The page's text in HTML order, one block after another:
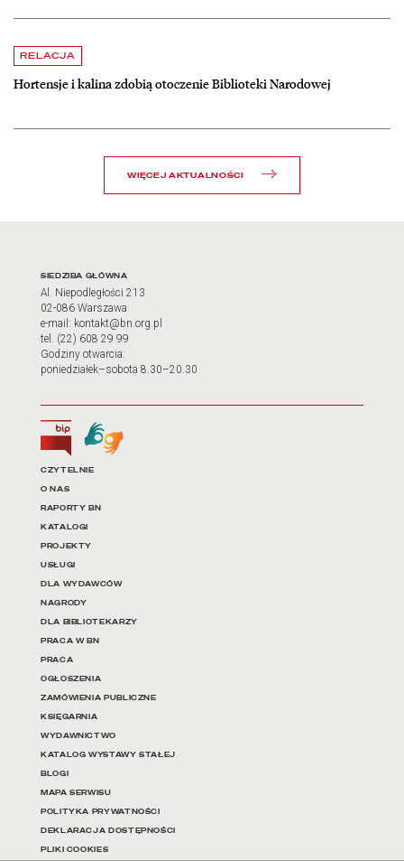
RELACJA
Hortensje i kalina zdobią otoczenie Biblioteki Narodowej
czytaj więcej o Hortensje i kalina zdobią otoczenie Biblioteki
WIĘCEJ AKTUALNOŚCI
Adres oraz godziny
SIEDZIBA GŁÓWNA
Al. Niepodległości 213
02-086 Warszawa
e-mail: kontakt@bn.org.pl
tel. (22) 608 29 99
Godziny otwarcia:
poniedziałek–sobota 8.30–20.30
Biuletyn Informacji Publicznej
Tłumacz języka migowego
Linki do najważniejszych
CZYTELNIE
O NAS
RAPORTY BN
KATALOGI
PROJEKTY
USŁUGI
DLA WYDAWCÓW
NAGRODY
DLA BIBLIOTEKARZY
PRACA W BN
PRACA
OGŁOSZENIA
ZAMÓWIENIA PUBLICZNE
KSIĘGARNIA
WYDAWNICTWO
KATALOG WYSTAWY STAŁEJ
BLOGI
MAPA SERWISU
POLITYKA PRYWATNOŚCI
DEKLARACJA DOSTĘPNOŚCI
PLIKI COOKIES